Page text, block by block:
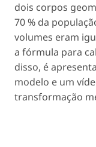
dois corpos
70 % da
volumes eram
a fórmula para
disso, é
modelo e um
transformação